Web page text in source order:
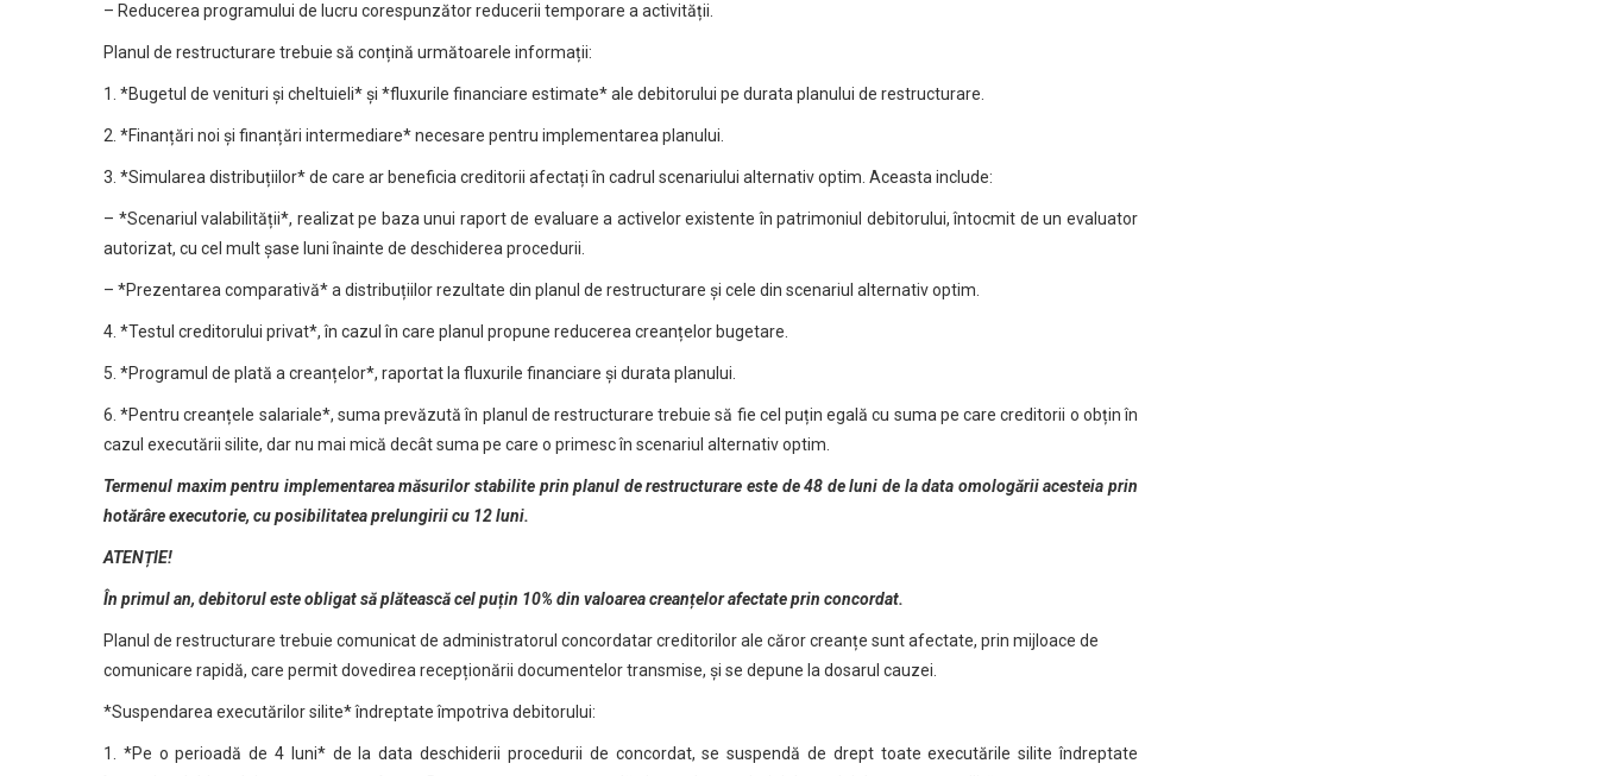
– Reducerea programului de lucru corespunzător reducerii temporare a activității.
Planul de restructurare trebuie să conțină următoarele informații:
1. *Bugetul de venituri și cheltuieli* și *fluxurile financiare estimate* ale debitorului pe durata planului de restructurare.
2. *Finanțări noi și finanțări intermediare* necesare pentru implementarea planului.
3. *Simularea distribuțiilor* de care ar beneficia creditorii afectați în cadrul scenariului alternativ optim. Aceasta include:
– *Scenariul valabilității*, realizat pe baza unui raport de evaluare a activelor existente în patrimoniul debitorului, întocmit de un evaluator
autorizat, cu cel mult șase luni înainte de deschiderea procedurii.
– *Prezentarea comparativă* a distribuțiilor rezultate din planul de restructurare și cele din scenariul alternativ optim.
4. *Testul creditorului privat*, în cazul în care planul propune reducerea creanțelor bugetare.
5. *Programul de plată a creanțelor*, raportat la fluxurile financiare și durata planului.
6. *Pentru creanțele salariale*, suma prevăzută în planul de restructurare trebuie să fie cel puțin egală cu suma pe care creditorii o obțin în
cazul executării silite, dar nu mai mică decât suma pe care o primesc în scenariul alternativ optim.
Termenul maxim pentru implementarea măsurilor stabilite prin planul de restructurare este de 48 de luni de la data omologării acesteia prin
hotărâre executorie, cu posibilitatea prelungirii cu 12 luni.
ATENȚIE!
În primul an, debitorul este obligat să plătească cel puțin 10% din valoarea creanțelor afectate prin concordat.
Planul de restructurare trebuie comunicat de administratorul concordatar creditorilor ale căror creanțe sunt afectate, prin mijloace de
comunicare rapidă, care permit dovedirea recepționării documentelor transmise, și se depune la dosarul cauzei.
*Suspendarea executărilor silite* îndreptate împotriva debitorului:
1. *Pe o perioadă de 4 luni* de la data deschiderii procedurii de concordat, se suspendă de drept toate executările silite îndreptate